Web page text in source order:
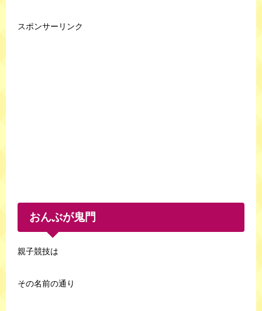
スポンサーリンク
おんぶが鬼門
親子競技は
その名前の通り